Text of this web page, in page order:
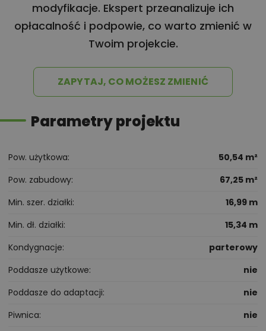
modyfikacje. Ekspert przeanalizuje ich
opłacalność i podpowie, co warto zmienić w
Twoim projekcie.
ZAPYTAJ, CO MOŻESZ ZMIENIĆ
Parametry projektu
Pow. użytkowa
50,54 m²
Pow. zabudowy
67,25 m²
Min. szer. działki
16,99 m
Min. dł. działki
15,34 m
Kondygnacje
parterowy
Poddasze użytkowe
nie
Poddasze do adaptacji
nie
Piwnica
nie